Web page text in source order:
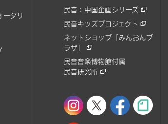
ータリ
民音：中国企画シリーズ
民音キッズプロジェクト
ネットショップ「みんおんプ
ラザ」
民音音楽博物館付属
民音研究所